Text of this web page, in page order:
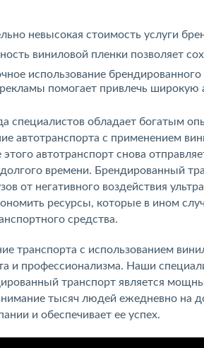
невысокая стоимость услуги
виниловой пленки позволяет
использование
помогает привлечь широкую
специалистов обладает богатым
автотранспорта с применением
автотранспорт снова
времени. Брендированный
от негативного воздействия
ресурсы, которые в ином
средства.
транспорта с использованием
и профессионализма. Наши
транспорт является
тысяч людей ежедневно на
и обеспечивает ее успех.